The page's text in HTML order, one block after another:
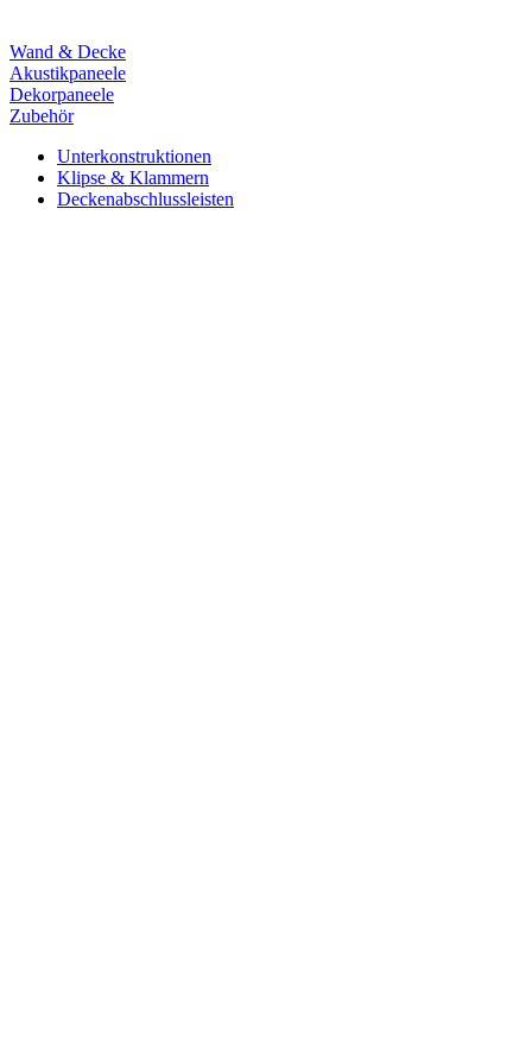
Wand & Decke
Akustikpaneele
Dekorpaneele
Zubehör
Unterkonstruktionen
Klipse & Klammern
Deckenabschlussleisten